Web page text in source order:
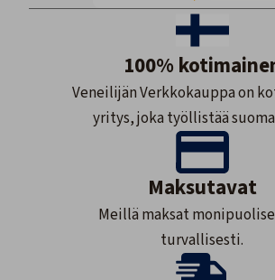
100%
Veneilijän Verkkokauppa on
yritys, joka työllistää
Maksutavat
Meillä maksat
turvallisesti.